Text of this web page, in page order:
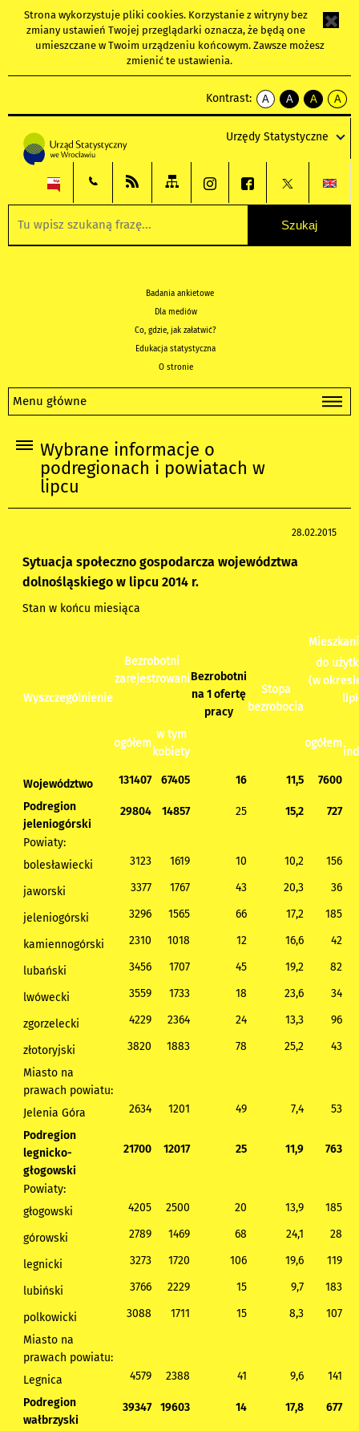
Strona wykorzystuje pliki cookies. Korzystanie z witryny bez
zmiany ustawień Twojej przeglądarki oznacza, że będą one
umieszczane w Twoim urządzeniu końcowym. Zawsze możesz
zmienić te ustawienia.
Kontrast:
A
kontrast
A
kontrast
tekst
czarnym
A
kontrast
tekst
czarnym
A
tekst
żółtym
Urzędy Statystyczne
Badania ankietowe
Dla mediów
Co, gdzie, jak załatwić?
Edukacja statystyczna
O stronie
Menu główne
Wybrane informacje o
podregionach i powiatach w
lipcu
28.02.2015
Sytuacja społeczno gospodarcza województwa
dolnośląskiego w lipcu 2014 r.
Stan w końcu miesiąca
Wyszczególnienie
Bezrobotni
zarejestrowaniBezrobotni
na 1 ofertę
pracy
Stopa
bezrobocia
do
(w
ogółem
w tym
kobiety
ogółem
Województwo 131407 67405 16 11,5
7600
Podregion
jeleniogórski
29804 14857 25 15,2 727
Powiaty:
bolesławiecki
3123 1619 10 10,2 156
jaworski 3377 1767 43 20,3 36
jeleniogórski 3296 1565 66 17,2 185
kamiennogórski 2310 1018 12 16,6 42
lubański 3456 1707 45 19,2 82
lwówecki 3559 1733 18 23,6 34
zgorzelecki 4229 2364 24 13,3 96
złotoryjski 3820 1883 78 25,2
43
Miasto na
prawach powiatu:
Jelenia Góra
2634 1201 49 7,4
53
Podregion
legnicko-
głogowski
21700 12017 25 11,9 763
Powiaty:
głogowski
4205 2500 20 13,9 185
górowski 2789 1469 68 24,1 28
legnicki 3273 1720 106 19,6 119
lubiński 3766 2229 15 9,7 183
polkowicki 3088 1711 15 8,3
107
Miasto na
prawach powiatu:
Legnica
4579 2388 41 9,6
141
Podregion
wałbrzyski
39347 19603 14 17,8 677